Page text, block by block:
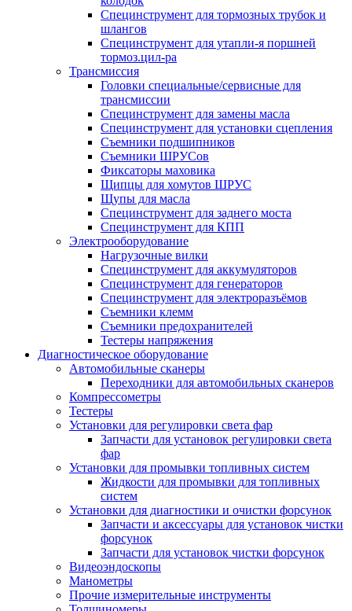
Специнструмент для тормозных трубок и
шлангов
Специнструмент для утапли-я поршней
тормоз.цил-ра
Трансмиссия
Головки специальные/сервисные для
трансмиссии
Специнструмент для замены масла
Специнструмент для установки сцепления
Съемники подшипников
Съемники ШРУСов
Фиксаторы маховика
Щипцы для хомутов ШРУС
Щупы для масла
Специнструмент для заднего моста
Специнструмент для КПП
Электрооборудование
Нагрузочные вилки
Специнструмент для аккумуляторов
Специнструмент для генераторов
Специнструмент для электроразъёмов
Съемники клемм
Съемники предохранителей
Тестеры напряжения
Диагностическое оборудование
Автомобильные сканеры
Переходники для автомобильных сканеров
Компрессометры
Тестеры
Установки для регулировки света фар
Запчасти для установок регулировки света
фар
Установки для промывки топливных систем
Жидкости для промывки для топливных
систем
Установки для диагностики и очистки форсунок
Запчасти и аксессуары для установок чистки
форсунок
Запчасти для установок чистки форсунок
Видеоэндоскопы
Манометры
Прочие измерительные инструменты